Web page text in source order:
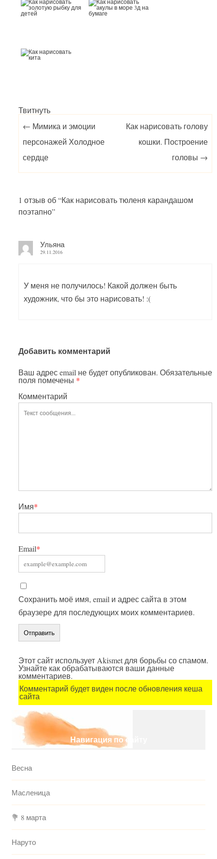
Твитнуть
Post navigation
← Мимика и эмоции
персонажей Холодное
сердце
Как нарисовать голову
кошки. Построение
головы →
1 отзыв об “Как нарисовать тюленя карандашом
поэтапно”
Ульяна
29.11.2016
У меня не получилось! Какой должен быть
художник, что бы это нарисовать! :(
Добавить комментарий
Ваш адрес email не будет опубликован. Обязательные
поля помечены *
Комментарий
Имя*
Email*
Сохранить моё имя, email и адрес сайта в этом
браузере для последующих моих комментариев.
Этот сайт использует Akismet для борьбы со спамом.
Узнайте как обрабатываются ваши данные
комментариев.
Комментарий будет виден после обновления кеша
сайта
Навигация по сайту
Весна
Масленица
💐 8 марта
Наруто